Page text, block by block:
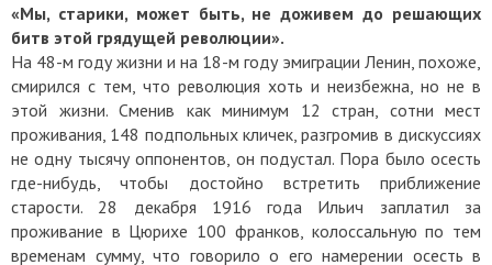
«Мы, старики, может быть, не доживем до решающих
битв этой грядущей революции».
На 48-м году жизни и на 18-м году эмиграции Ленин, похоже,
смирился с тем, что революция хоть и неизбежна, но не в
этой жизни. Сменив как минимум 12 стран, сотни мест
проживания, 148 подпольных кличек, разгромив в дискуссиях
не одну тысячу оппонентов, он подустал. Пора было осесть
где-нибудь, чтобы достойно встретить приближение
старости. 28 декабря 1916 года Ильич заплатил за
проживание в Цюрихе 100 франков, колоссальную по тем
временам сумму, что говорило о его намерении осесть в